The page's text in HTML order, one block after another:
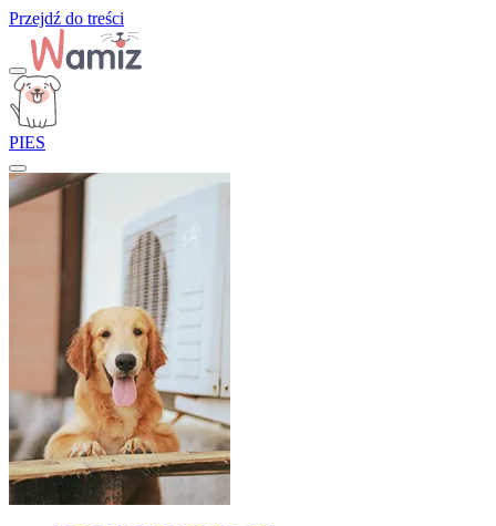
Przejdź do treści
PIES